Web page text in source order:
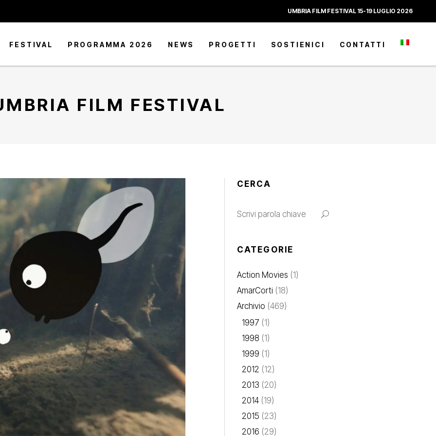
UMBRIA FILM FESTIVAL 15-19 LUGLIO 2026
FESTIVAL PROGRAMMA 2026 NEWS PROGETTI SOSTIENICI CONTATTI
FILM FESTIVAL
CERCA
CATEGORIE
Action Movies (1)
AmarCorti (18)
Archivio (469)
1997 (1)
1998 (1)
1999 (1)
2012 (12)
2013 (20)
2014(19)
2015 (23)
2016 (29)